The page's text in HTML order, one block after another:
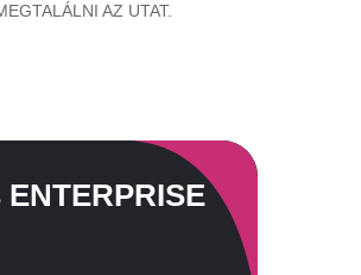
AZ UTAT.